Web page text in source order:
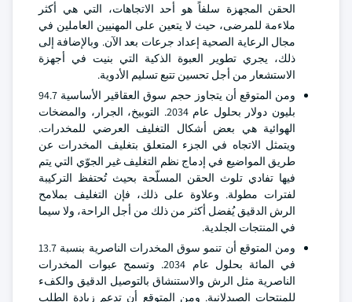
الحقن المجهزة سلفاً هو أحد الاتجاهات، التي هي أكثر
ملاءمة للمرضى، حيث لا يتعين على المهنيين العاملين في
مجال الرعاية الصحية إعداد جرعات بعد الآن. وبالإضافة إلى
ذلك، يجري تطوير العبوة الذكية التي بنيت في أجهزة
الاستشعار من أجل تحسين تتبع تسليم الأدوية.
ومن المتوقع أن يتجاوز حجم سوق العقاقير الأساسية 94.7
بليون دولار بحلول عام 2034. التوبيخ، الجرار، والمضخات
الهوائية هي بعض أشكال التغليف العرضي للمخدرات.
ويتمثل الاتجاه في الجزء المتعلق بتغليف المخدرات عن
طريق المواضيع في إدماج نظم التغليف غير الجوّي التي يتم
فيها تفادي تلوث الحقن المسلّحة بحيث تُحتفظ التركيبة
لفترات مطولة. وعلاوة على ذلك، فإن التغليف بملامح
الرش الدقيق يُفضل أكثر من ذلك من أجل الراحة، ولا سيما
في المنتجات الجلدية.
ومن المتوقع أن تنمو سوق المخدرات الناصرية بنسبة 13.7
في المائة بحلول عام 2034. وتسمح عبوات المخدرات
الناصرية مثل الرش والاستنشاق بالتوصيل الدقيق والكفء
للمنتجات الصيدلانية. ومن المتوقع أن تدعم زيادة الطلب